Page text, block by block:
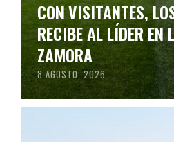
CON VISITANTES,
RECIBE AL LÍDER EN
ZAMORA
8 AGOSTO, 2026